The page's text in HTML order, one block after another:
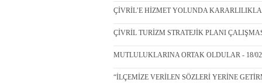
ÇİVRİL’E HİZMET YOLUNDA KARARLILIKLA
ÇİVRİL TURİZM STRATEJİK PLANI
MUTLULUKLARINA ORTAK OLDULAR - 18/
“İLÇEMİZE VERİLEN SÖZLERİ YERİNE